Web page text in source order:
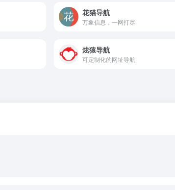
花猫导航
万象信息，一网打尽
炫猿导航
可定制化的网址导航